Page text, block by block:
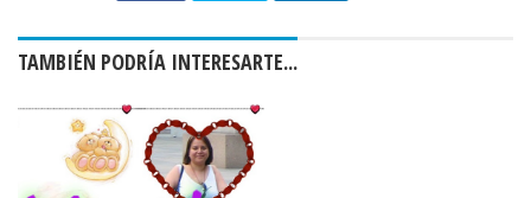
TAMBIÉN PODRÍA INTERESARTE...